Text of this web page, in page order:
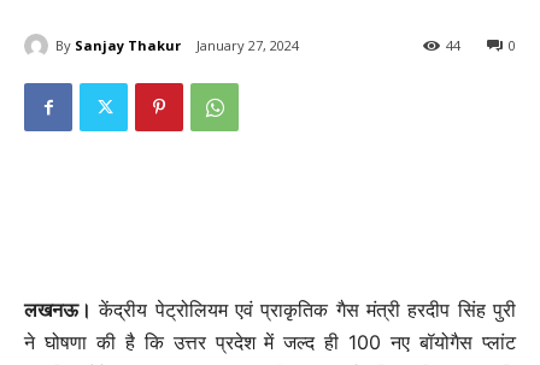
By Sanjay Thakur January 27, 2024 0
44
लखनऊ। केंद्रीय पेट्रोलियम एवं प्राकृतिक गैस मंत्री हरदीप सिंह पुरी
ने घोषणा की है कि उत्तर प्रदेश में जल्द ही 100 नए बॉयोगैस प्लांट